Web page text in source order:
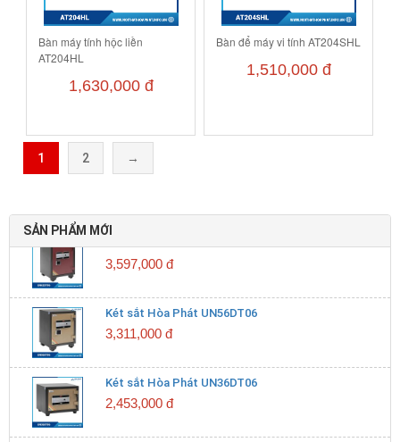
Bàn máy tính hộc liền
AT204HL
1,630,000 đ
Bàn để máy vi tính AT204SHL
1,510,000 đ
1 2 →
SẢN PHẨM MỚI
Két sắt Hòa Phát UN76DT06
Két sắt Hòa Phát UN68DT06
Két sắt Hòa Phát UN62DT06
Két sắt Hòa Phát UN56DT06
Két sắt Hòa Phát UN36DT06